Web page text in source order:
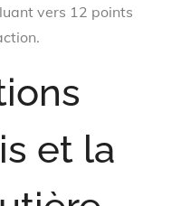
vers 12 points
et la